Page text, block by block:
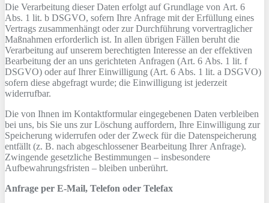
Die Verarbeitung dieser Daten erfolgt auf Grundlage von Art. 6
Abs. 1 lit. b DSGVO, sofern Ihre Anfrage mit der Erfüllung eines
Vertrags zusammenhängt oder zur Durchführung vorvertraglicher
Maßnahmen erforderlich ist. In allen übrigen Fällen beruht die
Verarbeitung auf unserem berechtigten Interesse an der effektiven
Bearbeitung der an uns gerichteten Anfragen (Art. 6 Abs. 1 lit. f
DSGVO) oder auf Ihrer Einwilligung (Art. 6 Abs. 1 lit. a DSGVO)
sofern diese abgefragt wurde; die Einwilligung ist jederzeit
widerrufbar.
Die von Ihnen im Kontaktformular eingegebenen Daten verbleiben
bei uns, bis Sie uns zur Löschung auffordern, Ihre Einwilligung zur
Speicherung widerrufen oder der Zweck für die Datenspeicherung
entfällt (z. B. nach abgeschlossener Bearbeitung Ihrer Anfrage).
Zwingende gesetzliche Bestimmungen – insbesondere
Aufbewahrungsfristen – bleiben unberührt.
Anfrage per E-Mail, Telefon oder Telefax